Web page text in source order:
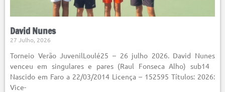
David Nunes
27 Julho, 2026
Torneio Verão JuvenilLoulé25 – 26 julho 2026. David Nunes
venceu em singulares e pares (Raul Fonseca Alho) sub14
Nascido em Faro a 22/03/2014 Licença – 152595 Títulos: 2026:
Vice-